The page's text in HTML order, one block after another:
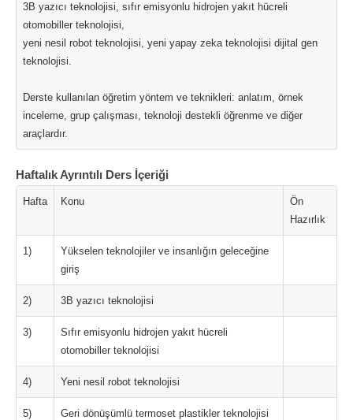
3B yazıcı teknolojisi, sıfır emisyonlu hidrojen yakıt hücreli
otomobiller teknolojisi,
yeni nesil robot teknolojisi, yeni yapay zeka teknolojisi dijital gen
teknolojisi.
Derste kullanılan öğretim yöntem ve teknikleri: anlatım, örnek
inceleme, grup çalışması, teknoloji destekli öğrenme ve diğer
araçlardır.
Haftalık Ayrıntılı Ders İçeriği
Hafta Konu
Ön
Hazırlık
1)
Yükselen teknolojiler ve insanlığın geleceğine
giriş
2) 3B yazıcı teknolojisi
3)
Sıfır emisyonlu hidrojen yakıt hücreli
otomobiller teknolojisi
4) Yeni nesil robot teknolojisi
5) Geri dönüşümlü termoset plastikler teknolojisi